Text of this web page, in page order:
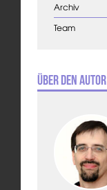
Archiv
Team
Über den Autor